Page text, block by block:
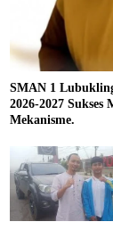
SMAN 1
2026-2027 Sukses
Mekanisme.